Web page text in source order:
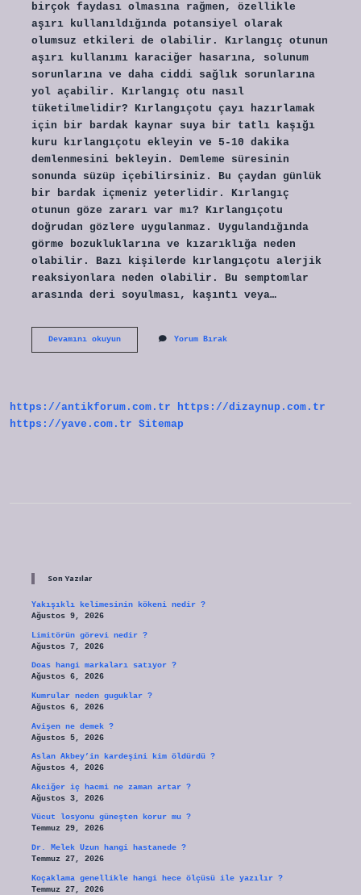
birçok faydası olmasına rağmen, özellikle
aşırı kullanıldığında potansiyel olarak
olumsuz etkileri de olabilir. Kırlangıç ​​otunun
aşırı kullanımı karaciğer hasarına, solunum
sorunlarına ve daha ciddi sağlık sorunlarına
yol açabilir. Kırlangıç otu nasıl
tüketilmelidir? Kırlangıçotu çayı hazırlamak
için bir bardak kaynar suya bir tatlı kaşığı
kuru kırlangıçotu ekleyin ve 5-10 dakika
demlenmesini bekleyin. Demleme süresinin
sonunda süzüp içebilirsiniz. Bu çaydan günlük
bir bardak içmeniz yeterlidir. Kırlangıç
otunun göze zararı var mı? Kırlangıçotu
doğrudan gözlere uygulanmaz. Uygulandığında
görme bozukluklarına ve kızarıklığa neden
olabilir. Bazı kişilerde kırlangıçotu alerjik
reaksiyonlara neden olabilir. Bu semptomlar
arasında deri soyulması, kaşıntı veya…
Devamını okuyunKırlangıç
Yorum Bırak
https://antikforum.com.tr
https://dizaynup.com.tr
https://yave.com.tr Sitemap
Son Yazılar
Yakışıklı kelimesinin kökeni nedir ?
Ağustos 9, 2026
Limitörün görevi nedir ?
Ağustos 7, 2026
Doas hangi markaları satıyor ?
Ağustos 6, 2026
Kumrular neden guguklar ?
Ağustos 6, 2026
Avişen ne demek ?
Ağustos 5, 2026
Aslan Akbey’in kardeşini kim öldürdü ?
Ağustos 4, 2026
Akciğer iç hacmi ne zaman artar ?
Ağustos 3, 2026
Vücut losyonu güneşten korur mu ?
Temmuz 29, 2026
Dr. Melek Uzun hangi hastanede ?
Temmuz 27, 2026
Koçaklama genellikle hangi hece ölçüsü ile yazılır ?
Temmuz 27, 2026